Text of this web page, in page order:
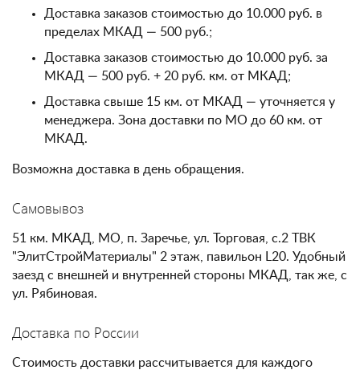
Доставка заказов стоимостью до 10.000 руб. в
пределах МКАД — 500 руб.;
Доставка заказов стоимостью до 10.000 руб. за
МКАД — 500 руб. + 20 руб. км. от МКАД;
Доставка свыше 15 км. от МКАД — уточняется у
менеджера. Зона доставки по МО до 60 км. от
МКАД.
Возможна доставка в день обращения.
Самовывоз
51 км. МКАД, МО, п. Заречье, ул. Торговая, с.2 ТВК
"ЭлитСтройМатериалы" 2 этаж, павильон L20. Удобный
заезд с внешней и внутренней стороны МКАД, так же, с
ул. Рябиновая.
Доставка по России
Стоимость доставки рассчитывается для каждого